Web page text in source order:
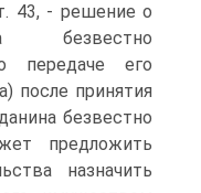
43, - решение о
безвестно
передаче его
после принятия
безвестно
предложить
назначить